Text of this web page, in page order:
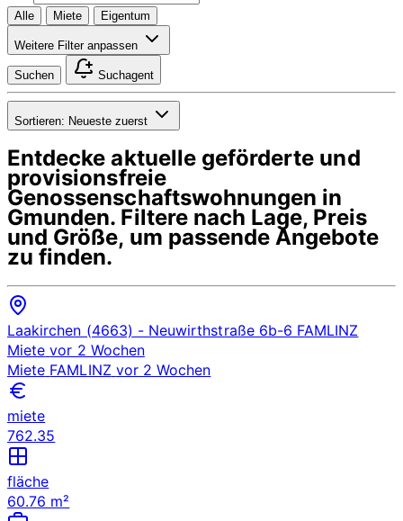
Alle Miete Eigentum
Weitere Filter anpassen
Suchen Suchagent
Sortieren: Neueste zuerst
Entdecke aktuelle geförderte und
provisionsfreie
Genossenschaftswohnungen in
Gmunden. Filtere nach Lage, Preis
und Größe, um passende Angebote
zu finden.
Laakirchen (4663) - Neuwirthstraße 6b-6 FAMLINZ
Miete vor 2 Wochen
Miete FAMLINZ vor 2 Wochen
miete
762.35
fläche
60.76 m²